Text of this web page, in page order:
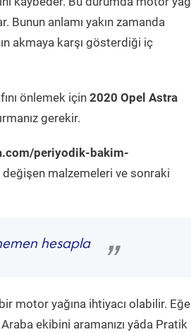
anlamı yakın zamanda
akmaya karşı gösterdiği iç
önlemek için 2020 Opel Astra
gerekir.
periyodik-bakim-
malzemeleri ve sonraki
hesapla
”
motor yağına ihtiyacı olabilir.
ekibini aramanızı yâda Pratik